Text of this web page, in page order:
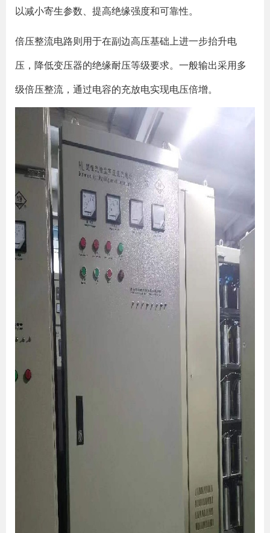
以减小寄生参数、提高绝缘强度和可靠性。
倍压整流电路则用于在副边高压基础上进一步抬升电
压，降低变压器的绝缘耐压等级要求。一般输出采用多
级倍压整流，通过电容的充放电实现电压倍增。